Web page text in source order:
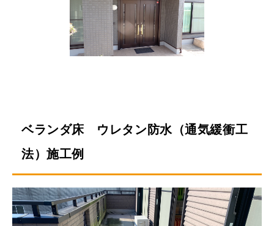
ベランダ床 ウレタン防水（通気緩衝工
法）施工例